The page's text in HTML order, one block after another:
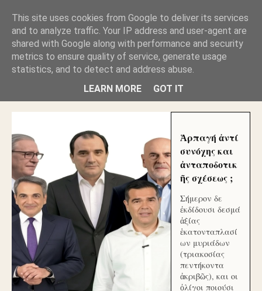
ΑΥΤΟΧΘΟΝΕΣ ΜΟΥ ΕΚΛΕΙΣΑΝ ΤΑ ΣΟΣΙΑΛ ΚΑΙ
ΦΙΜΩΣΑΝ ΤΟ SITE. ΟΙ ΧΙΛΙΑΔΕΣ ΜΙΚΡΟΕΠΕΝΔΥΤΕΣ
ΕΠΕΝΔΥΣΑΤΕ ΓΙΑ ΛΕΗΛΑΣΙΑ ΚΑΙ ΕΓΚΛΗΜΑ ?
ΓΛΥΦΑΔΑ WEB |ΟΙ ΜΕΓΑΛΟΙ ΚΛΕΠΤΑΙ ΑΠΟ ΤΟ
ΜΙΚΡΟΝ ΑΠΑΓΟΥΣΙ
Ἁρπαγή ἀντί
συνόχης και
ἀνταποδοτικ
ῆς σχέσεως ;
Σήμερον δε
ἐκδίδουσι δεσμά
ἀξίας
ἑκατονταπλασί
ων μυριάδων
(τριακοσίας
πεντήκοντα
ἀκριβῶς), και οι
ὀλίγοι ποιούσι
This site uses cookies from Google to deliver its services
and to analyze traffic. Your IP address and user-agent are
shared with Google along with performance and security
metrics to ensure quality of service, generate usage
statistics, and to detect and address abuse.
LEARN MORE
GOT IT